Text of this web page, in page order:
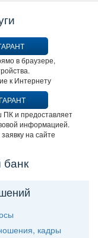
в браузере,
к Интернету
и предоставляет
информацией.
на сайте
кадры